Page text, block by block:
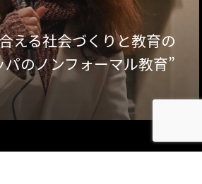
える社会づくりと教育の
のノンフォーマル教育”
ビジネス／起業／経営
医療／健康／福祉
教育／哲学
About Hyper Engawa
E:
info@hyper-
F: